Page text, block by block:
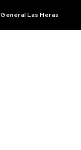
General Las Heras